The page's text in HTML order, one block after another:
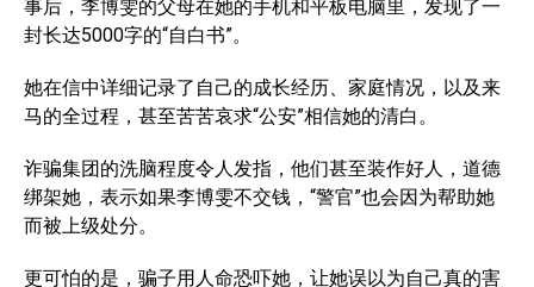
事后，李博雯的父母在她的手机和平板电脑里，发现了一
封长达5000字的“自白书”。
她在信中详细记录了自己的成长经历、家庭情况，以及来
马的全过程，甚至苦苦哀求“公安”相信她的清白。
诈骗集团的洗脑程度令人发指，他们甚至装作好人，道德
绑架她，表示如果李博雯不交钱，“警官”也会因为帮助她
而被上级处分。
更可怕的是，骗子用人命恐吓她，让她误以为自己真的害